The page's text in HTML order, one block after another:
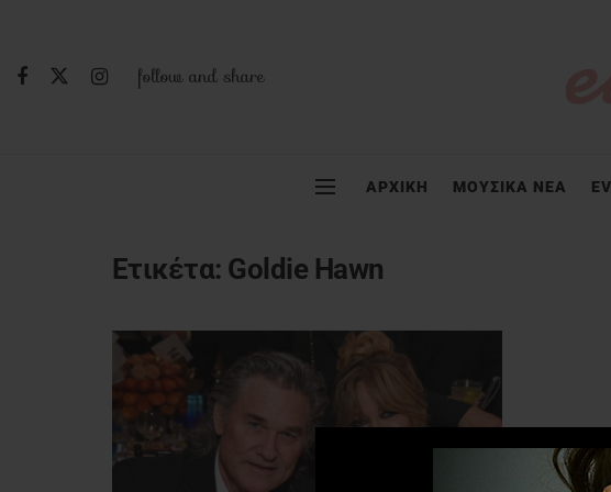
follow and share
ΑΡΧΙΚΗ ΜΟΥΣΙΚΑ ΝΕΑ
Ετικέτα: Goldie Hawn